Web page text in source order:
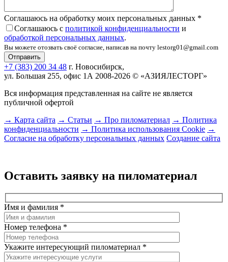
Соглашаюсь на обработку моих персональных данных *
Соглашаюсь с политикой конфиденциальности и
обработкой персональных данных.
Вы можете отозвать своё согласие, написав на почту lestorg01@gmail.com
+7 (383) 200 34 48 г. Новосибирск,
ул. Большая 255, офис 1А 2008-2026 © «АЗИЯЛЕСТОРГ»
Вся информация представленная на сайте не является
публичной офертой
→ Карта сайта → Статьи → Про пиломатериал → Политика
конфиденциальности → Политика использования Cookie →
Согласие на обработку персональных данных Создание сайта
Оставить заявку на пиломатериал
Имя и фамилия *
Номер телефона *
Укажите интересующий пиломатериал *